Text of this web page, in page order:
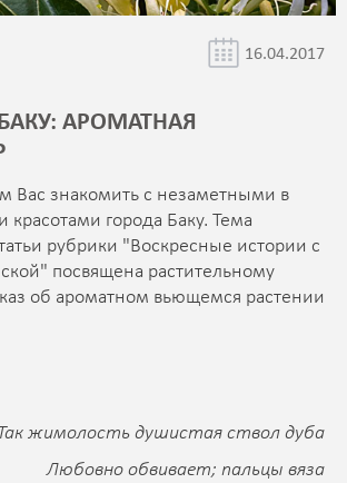
16.04.2017
АРОМАТНАЯ
Вас знакомить с незаметными в
красотами города Баку. Тема
рубрики "Воскресные истории с
посвящена растительному
об ароматном вьющемся растении
жимолость душистая ствол дуба
обвивает; пальцы вяза